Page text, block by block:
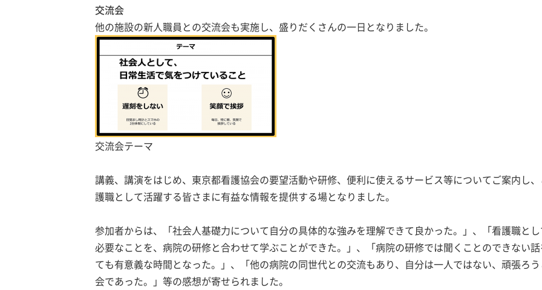
交流会
他の施設の新人職員との交流会も実施し、盛りだくさんの一日となりました。
交流会テーマ
講義、講演をはじめ、東京都看護協会の要望活動や研修、便利に使えるサービス等についてご案内し
護職として活躍する皆さまに有益な情報を提供する場となりました。
参加者からは、「社会人基礎力について自分の具体的な強みを理解できて良かった。」、「看護職と
必要なことを、病院の研修と合わせて学ぶことができた。」、「病院の研修では聞くことのできない
ても有意義な時間となった。」、「他の病院の同世代との交流もあり、自分は一人ではない、頑張ろ
会であった。」等の感想が寄せられました。